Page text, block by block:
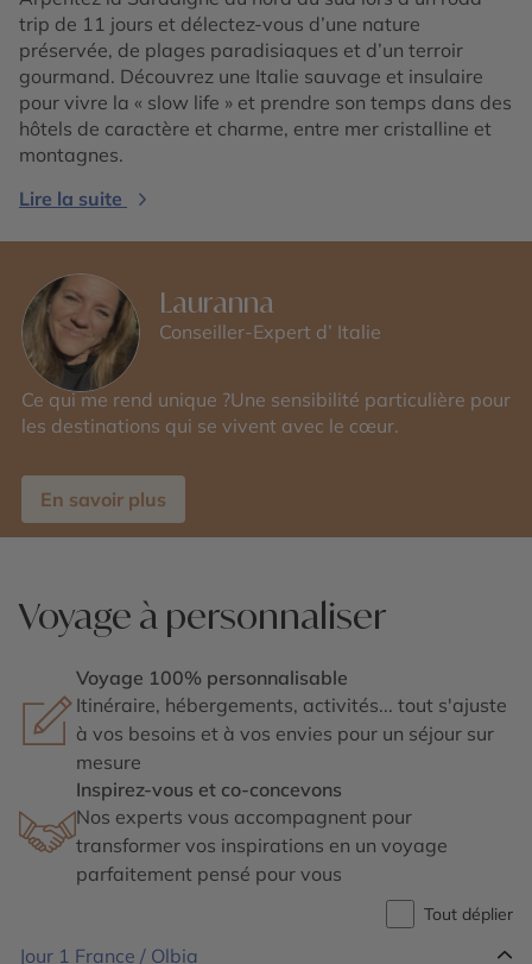
trip de 11 jours et délectez-vous d’une nature
préservée, de plages paradisiaques et d’un terroir
gourmand. Découvrez une Italie sauvage et insulaire
pour vivre la « slow life » et prendre son temps dans des
hôtels de caractère et charme, entre mer cristalline et
montagnes.
Lire la suite
Lauranna
Conseiller-Expert d’ Italie
Ce qui me rend unique ?Une sensibilité particulière pour
les destinations qui se vivent avec le cœur.
En savoir plus
Voyage à personnaliser
Voyage 100% personnalisable
Itinéraire, hébergements, activités... tout s'ajuste
à vos besoins et à vos envies pour un séjour sur
mesure
Inspirez-vous et co-concevons
Nos experts vous accompagnent pour
transformer vos inspirations en un voyage
parfaitement pensé pour vous
Tout déplier
Jour 1 France / Olbia